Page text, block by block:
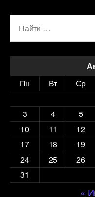
Пн
Вт Ср
3
4 5
10
11 12
17
18 19
24
25 26
31
«